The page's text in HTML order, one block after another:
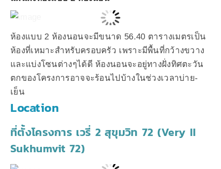
ห้องแบบ 2 ห้องนอนจะมีขนาด 56.40 ตารางเมตรเป็น
ห้องที่เหมาะสำหรับครอบครัว เพราะมีพื้นที่กว้างขวาง
และแบ่งโซนต่างๆได้ดี ห้องนอนจะอยู่ทางฝั่งทิศตะวัน
ตกของโครงการอาจจะร้อนไปบ้างในช่วงเวลาบ่าย-
เย็น
Location
ที่ตั้งโครงการ เวรี่ 2 สุขุมวิท 72 (Very II
Sukhumvit 72)